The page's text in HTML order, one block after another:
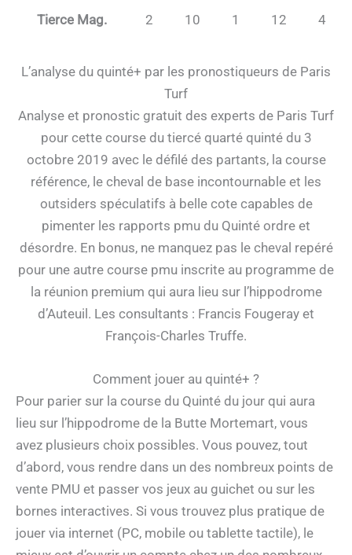
Tierce Mag. 2 10 1 12 4
L’analyse du quinté+ par les pronostiqueurs de Paris
Turf
Analyse et pronostic gratuit des experts de Paris Turf
pour cette course du tiercé quarté quinté du 3
octobre 2019 avec le défilé des partants, la course
référence, le cheval de base incontournable et les
outsiders spéculatifs à belle cote capables de
pimenter les rapports pmu du Quinté ordre et
désordre. En bonus, ne manquez pas le cheval repéré
pour une autre course pmu inscrite au programme de
la réunion premium qui aura lieu sur l’hippodrome
d’Auteuil. Les consultants : Francis Fougeray et
François-Charles Truffe.
Comment jouer au quinté+ ?
Pour parier sur la course du Quinté du jour qui aura
lieu sur l’hippodrome de la Butte Mortemart, vous
avez plusieurs choix possibles. Vous pouvez, tout
d’abord, vous rendre dans un des nombreux points de
vente PMU et passer vos jeux au guichet ou sur les
bornes interactives. Si vous trouvez plus pratique de
jouer via internet (PC, mobile ou tablette tactile), le